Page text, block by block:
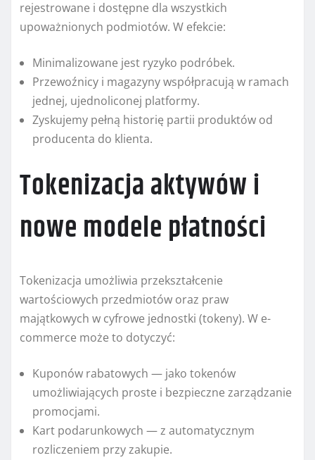
rejestrowane i dostępne dla wszystkich
upoważnionych podmiotów. W efekcie:
Minimalizowane jest ryzyko podróbek.
Przewoźnicy i magazyny współpracują w ramach
jednej, ujednoliconej platformy.
Zyskujemy pełną historię partii produktów od
producenta do klienta.
Tokenizacja aktywów i
nowe modele płatności
Tokenizacja umożliwia przekształcenie
wartościowych przedmiotów oraz praw
majątkowych w cyfrowe jednostki (tokeny). W e-
commerce może to dotyczyć:
Kuponów rabatowych — jako tokenów
umożliwiających proste i bezpieczne zarządzanie
promocjami.
Kart podarunkowych — z automatycznym
rozliczeniem przy zakupie.